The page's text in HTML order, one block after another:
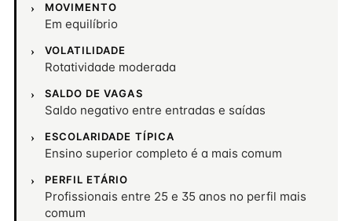
MOVIMENTO
Em equilíbrio
VOLATILIDADE
Rotatividade moderada
SALDO DE VAGAS
Saldo negativo entre entradas e saídas
ESCOLARIDADE TÍPICA
Ensino superior completo é a mais comum
PERFIL ETÁRIO
Profissionais entre 25 e 35 anos no perfil mais
comum